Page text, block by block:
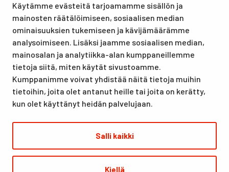
Käytämme evästeitä tarjoamamme sisällön ja
mainosten räätälöimiseen, sosiaalisen median
ominaisuuksien tukemiseen ja kävijämäärämme
analysoimiseen. Lisäksi jaamme sosiaalisen median,
mainosalan ja analytiikka-alan kumppaneillemme
tietoja siitä, miten käytät sivustoamme.
Kumppanimme voivat yhdistää näitä tietoja muihin
tietoihin, joita olet antanut heille tai joita on kerätty,
kun olet käyttänyt heidän palvelujaan.
Salli kaikki
Kiellä
koulutus- ja vapaa-ajan keskus, joka tarjoaa puitteet niin
lomille, harrastuksille kuin kansainvälisen tason
urheilutapahtumillekin. Santasport on myös virallinen
olympiavalmennuskeskus lumi- ja jääurheilulajeissa sekä
taitovalmennuksessa.